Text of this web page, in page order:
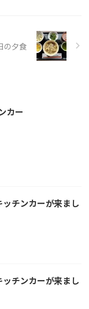
の夕食
カー
チンカーが来まし
チンカーが来まし